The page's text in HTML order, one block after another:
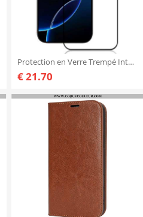
Protection en Verre Trempé Intégrale pour Écran iPhone 17 Pro Max
€ 21.70